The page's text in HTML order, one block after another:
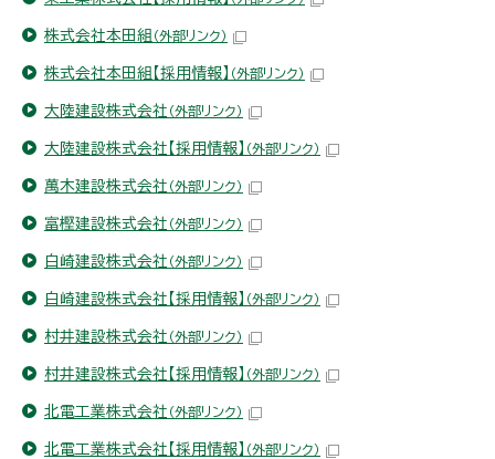
株式会社本田組 （外部リンク）
株式会社本田組【採用情報】 （外部リンク）
大陸建設株式会社 （外部リンク）
大陸建設株式会社【採用情報】 （外部リンク）
萬木建設株式会社 （外部リンク）
富樫建設株式会社 （外部リンク）
白崎建設株式会社 （外部リンク）
白崎建設株式会社【採用情報】 （外部リンク）
村井建設株式会社 （外部リンク）
村井建設株式会社【採用情報】 （外部リンク）
北電工業株式会社 （外部リンク）
北電工業株式会社【採用情報】 （外部リンク）